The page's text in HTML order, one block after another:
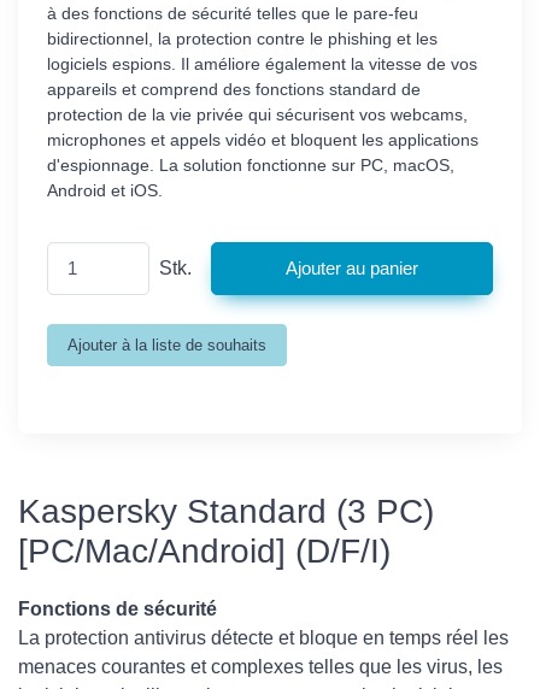
à des fonctions de sécurité telles que le pare-feu
bidirectionnel, la protection contre le phishing et les
logiciels espions. Il améliore également la vitesse de vos
appareils et comprend des fonctions standard de
protection de la vie privée qui sécurisent vos webcams,
microphones et appels vidéo et bloquent les applications
d'espionnage. La solution fonctionne sur PC, macOS,
Android et iOS.
Stk.
Kaspersky Standard (3 PC)
[PC/Mac/Android] (D/F/I)
Fonctions de sécurité
La protection antivirus détecte et bloque en temps réel les
menaces courantes et complexes telles que les virus, les